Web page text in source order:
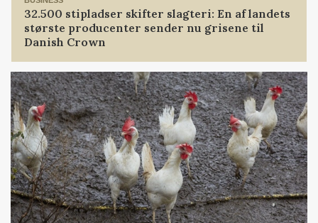
32.500 stipladser skifter slagteri: En af landets
største producenter sender nu grisene til
Danish Crown